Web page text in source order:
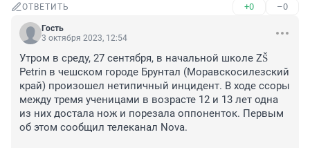
ОТВЕТИТЬ +0 –0
Гость
3 октября 2023, 12:54
Утром в среду, 27 сентября, в начальной школе ZŠ
Petrin в чешском городе Брунтал (Моравскосилезский
край) произошел нетипичный инцидент. В ходе ссоры
между тремя ученицами в возрасте 12 и 13 лет одна
из них достала нож и порезала оппоненток. Первым
об этом сообщил телеканал Nova.